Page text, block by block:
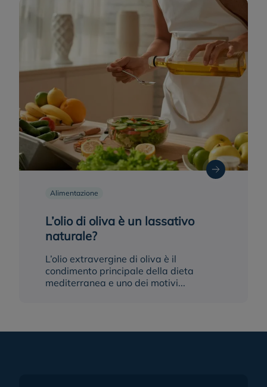
Alimentazione
L’olio di oliva è un lassativo
naturale?
L’olio extravergine di oliva è il
condimento principale della dieta
mediterranea e uno dei motivi...